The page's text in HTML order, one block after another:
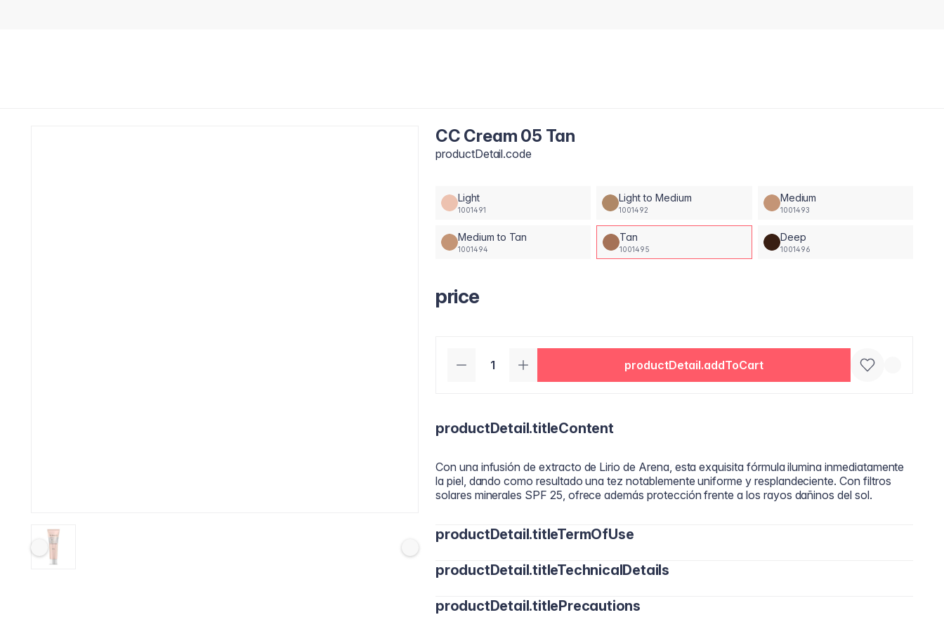
CC Cream 05 Tan
productDetail.code
Light
1001491
Light to Medium
1001492
Medium
1001493
Medium to Tan
1001494
Tan
1001495
Deep
1001496
price
productDetail.addToCart
productDetail.titleContent
Con una infusión de extracto de Lirio de Arena, esta exquisita fórmula ilumina inmediatamente
la piel, dando como resultado una tez notablemente uniforme y resplandeciente. Con filtros
solares minerales SPF 25, ofrece además protección frente a los rayos dañinos del sol.
productDetail.titleTermOfUse
Aplica una pequeña cantidad de CC Cream sobre el rostro con los dedos, una esponja o una
productDetail.titleTechnicalDetails
Activos clave: Multiminerales (Magnesio, Zinc, Cobre y Calcio) que ayudan a fortalecer la
productDetail.titlePrecautions